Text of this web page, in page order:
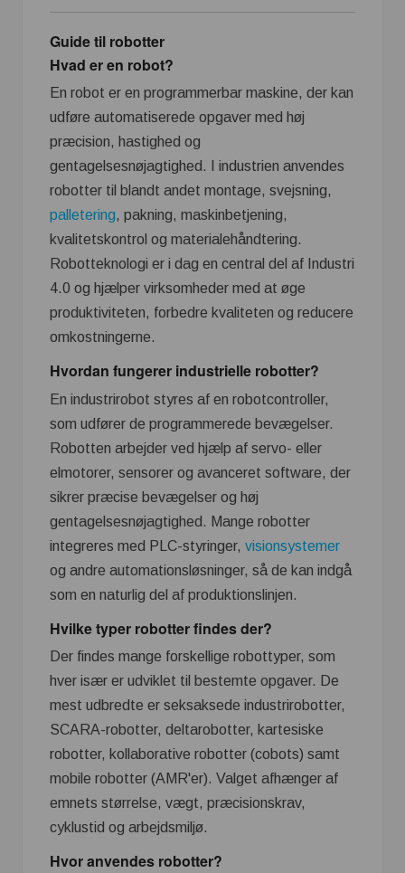
Guide til robotter
Hvad er en robot?
En robot er en programmerbar maskine, der kan
udføre automatiserede opgaver med høj
præcision, hastighed og
gentagelsesnøjagtighed. I industrien anvendes
robotter til blandt andet montage, svejsning,
palletering, pakning, maskinbetjening,
kvalitetskontrol og materialehåndtering.
Robotteknologi er i dag en central del af Industri
4.0 og hjælper virksomheder med at øge
produktiviteten, forbedre kvaliteten og reducere
omkostningerne.
Hvordan fungerer industrielle robotter?
En industrirobot styres af en robotcontroller,
som udfører de programmerede bevægelser.
Robotten arbejder ved hjælp af servo- eller
elmotorer, sensorer og avanceret software, der
sikrer præcise bevægelser og høj
gentagelsesnøjagtighed. Mange robotter
integreres med PLC-styringer, visionsystemer
og andre automationsløsninger, så de kan indgå
som en naturlig del af produktionslinjen.
Hvilke typer robotter findes der?
Der findes mange forskellige robottyper, som
hver især er udviklet til bestemte opgaver. De
mest udbredte er seksaksede industrirobotter,
SCARA-robotter, deltarobotter, kartesiske
robotter, kollaborative robotter (cobots) samt
mobile robotter (AMR'er). Valget afhænger af
emnets størrelse, vægt, præcisionskrav,
cyklustid og arbejdsmiljø.
Hvor anvendes robotter?